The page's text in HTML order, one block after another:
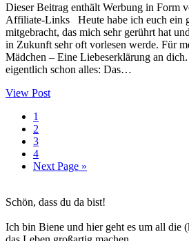
Dieser Beitrag enthält Werbung in Form
Affiliate-Links Heute habe ich euch ein
mitgebracht, das mich sehr gerührt hat
in Zukunft sehr oft vorlesen werde. Für
Mädchen – Eine Liebeserklärung an
eigentlich schon alles: Das…
View Post
Seite
1
Seite
2
Seite
3
Seite
4
Go
Next Page »
Sidebar
Schön, dass du da bist!
Ich bin Biene und hier geht es um all die